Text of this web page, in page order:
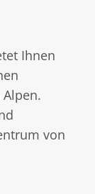
Ihnen
von